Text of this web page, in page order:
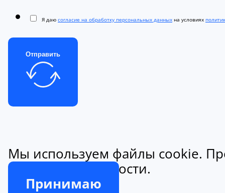
Я даю согласие на обработку персональных данных на условиях
Отправить
Мы используем файлы cookie.
конфиденциальности.
Принимаю